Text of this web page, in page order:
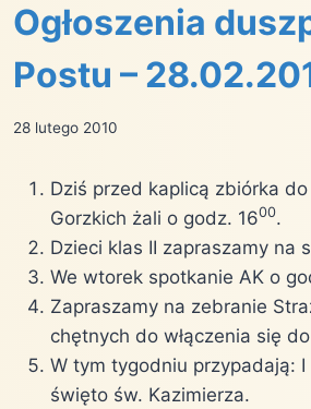
Ogłoszenia
Postu –
28 lutego 2010
Dziś przed kaplicą zbiórka
Gorzkich żali o godz. 1600.
Dzieci klas II zapraszamy na
We wtorek spotkanie AK o
Zapraszamy na zebranie
chętnych do włączenia się
W tym tygodniu przypadają:
święto św. Kazimierza.